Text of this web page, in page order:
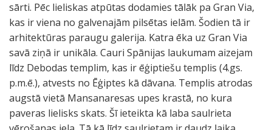
sārti. Pēc lieliskas atpūtas dodamies tālāk pa Gran Via,
kas ir viena no galvenajām pilsētas ielām. Šodien tā ir
arhitektūras paraugu galerija. Katra ēka uz Gran Via
savā ziņā ir unikāla. Cauri Spānijas laukumam aizejam
līdz Debodas templim, kas ir ēģiptiešu templis (4.gs.
p.m.ē.), atvests no Ēģiptes kā dāvana. Templis atrodas
augstā vietā Mansanaresas upes krastā, no kura
paveras lielisks skats. Šī ieteikta kā laba saulrieta